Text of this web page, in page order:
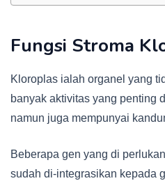
Fungsi Stroma
Kloroplas ialah organel yang
banyak aktivitas yang penting
namun juga mempunyai
Beberapa gen yang di
sudah di-integrasikan kepada